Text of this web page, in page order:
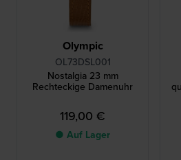
Olympic
OL73DSL001
Nostalgia 23 mm
Rechteckige Damenuhr
119,00 €
● Auf Lager